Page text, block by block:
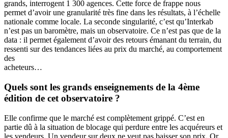
grands, interrogent 1 300 agences. Cette force de frappe nous
permet d’avoir une granularité très fine dans les résultats, à l’échelle
nationale comme locale. La seconde singularité, c’est qu’Interkab
n’est pas un baromètre, mais un observatoire. Ce n’est pas que de la
data : il permet également d’avoir des retours émanant du terrain, du
ressenti sur des tendances liées au prix du marché, au comportement
des
acheteurs…
Quels sont les grands enseignements de la 4ème
édition de cet observatoire ?
Elle confirme que le marché est complètement grippé. C’est en
partie dû à la situation de blocage qui perdure entre les acquéreurs et
les vendeurs. Un vendeur sur deux ne veut pas baisser son prix. Or,